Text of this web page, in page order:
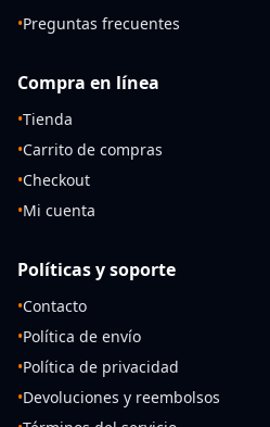
•Preguntas frecuentes
Compra en línea
•Tienda
•Carrito de compras
•Checkout
•Mi cuenta
Políticas y soporte
•Contacto
•Política de envío
•Política de privacidad
•Devoluciones y reembolsos